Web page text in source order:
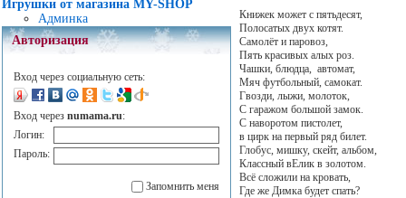
Игрушки от магазина MY-SHOP
Админка
Авторизация
Вход через социальную сеть:
Вход через numama.ru:
Логин:
Пароль:
Запомнить меня
Книжек может с пятьдесят,
Полосатых двух котят.
Самолёт и паровоз,
Пять красивых алых роз.
Чашки, блюдца, автомат,
Мяч футбольный, самокат.
Гвозди, лыжи, молоток,
С гаражом большой замок.
С наворотом пистолет,
в цирк на первый ряд билет.
Глобус, мишку, скейт, альбом,
Классный вЕлик в золотом.
Всё сложили на кровать,
Где же Димка будет спать?